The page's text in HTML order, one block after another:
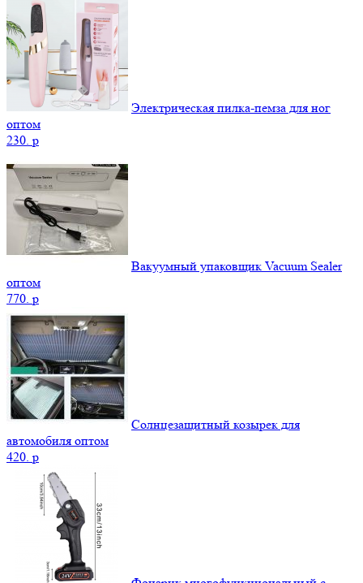
Электрическая пилка-пемза для ног
оптом
230. p
Вакуумный упаковщик Vacuum Sealer
оптом
770. p
Солнцезащитный козырек для
автомобиля оптом
420. p